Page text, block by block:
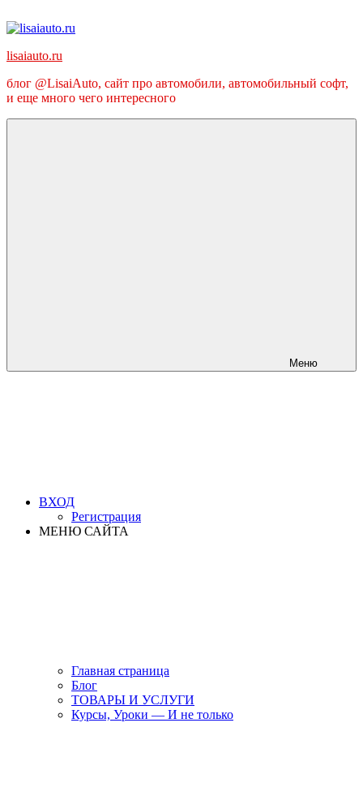
к
lisaiauto.ru
блог @LisaiAuto, сайт про автомобили, автомобильный софт,
и еще много чего интересного
Меню
ВХОД
Регистрация
МЕНЮ САЙТА
Главная страница
Блог
ТОВАРЫ И УСЛУГИ
Курсы, Уроки — И не только